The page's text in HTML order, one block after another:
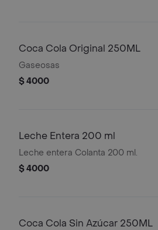
Coca Cola Original 250ML
Gaseosas
$ 4000
Leche Entera 200 ml
Leche entera Colanta 200 ml.
$ 4000
Coca Cola Sin Azúcar 250ML